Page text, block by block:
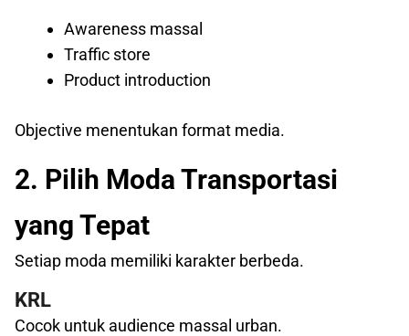
Awareness massal
Traffic store
Product introduction
Objective menentukan format media.
2. Pilih Moda Transportasi
yang Tepat
Setiap moda memiliki karakter berbeda.
KRL
Cocok untuk audience massal urban.